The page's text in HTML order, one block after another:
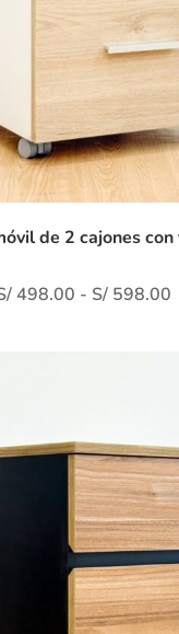
de 2 cajones
498.00 - S/598.00